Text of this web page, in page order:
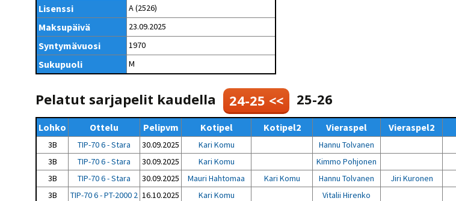
Valiokunnat
Strategia 2025-2030
Vastuullisuus
Ilmoita epäasiallisesta
käytöksestä
Hallintosääntö
NETU in English
ohjeet
Rating-artikkelit
Rating-manuaali
Julkaistut Rating-listat
Päivärating
6-divisioona
Sarjatiedotteet
Pelipaikat ja
joukkueiden
yhteyshenkilöt
Seurasiirrot
Kisajärjestäjien
Maahanmuuttajien
kotouttaminen ja
sukupuolten tasa-arvo
pöytätenniksessä
kattavan osallisuuden
kautta
Lisenssi A (2526)
Maksupäivä 23.09.2025
Syntymävuosi 1970
Sukupuoli M
Pelatut sarjapelit kaudella 24-25 << 25-26
Lohko Ottelu Pelipvm Kotipel Kotipel2 Vieraspel Vieraspel2
3B TIP-70 6 - Stara 30.09.2025 Kari Komu Hannu Tolvanen
3B
TIP-70 6 - Stara 30.09.2025 Kari Komu Kimmo Pohjonen
3B
TIP-70 6 - Stara 30.09.2025 Mauri Hahtomaa Kari Komu Hannu Tolvanen Jiri Kuronen
3B
TIP-70 6 - PT-2000 2 16.10.2025 Kari Komu Vitalii Hirenko